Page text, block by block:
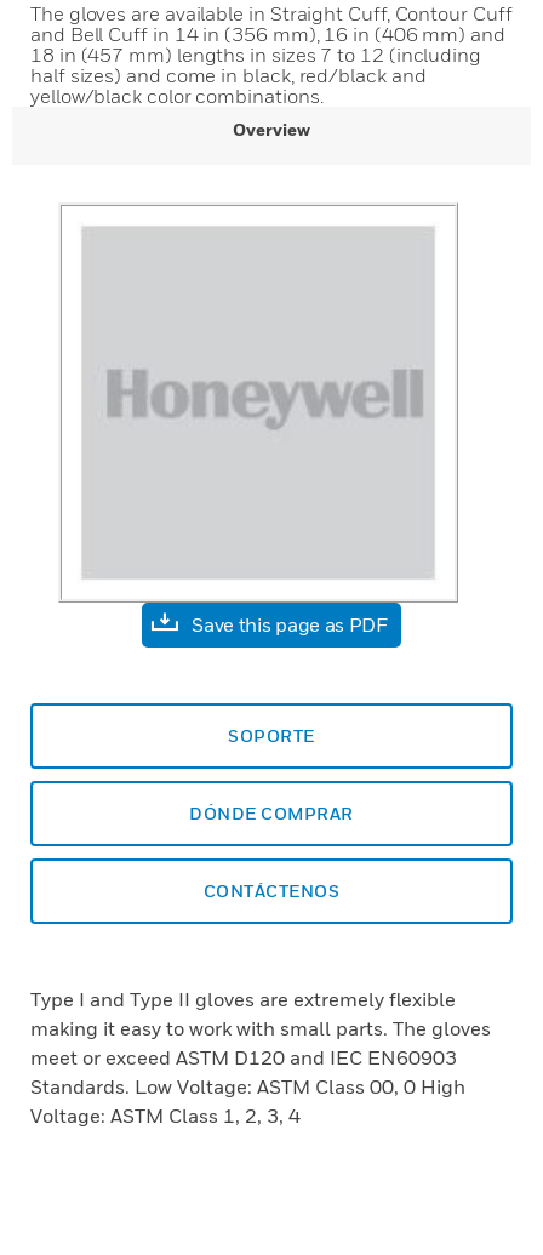
The gloves are available in Straight Cuff, Contour Cuff
and Bell Cuff in 14 in (356 mm), 16 in (406 mm) and
18 in (457 mm) lengths in sizes 7 to 12 (including
half sizes) and come in black, red/black and
yellow/black color combinations.
Overview
Save this page as PDF
SOPORTE
DÓNDE COMPRAR
CONTÁCTENOS
Type I and Type II gloves are extremely flexible
making it easy to work with small parts. The gloves
meet or exceed ASTM D120 and IEC EN60903
Standards. Low Voltage: ASTM Class 00, 0 High
Voltage: ASTM Class 1, 2, 3, 4